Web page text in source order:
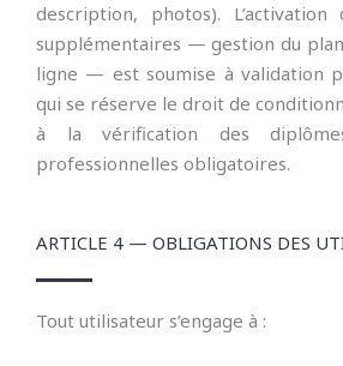
description, photos). L’activation
supplémentaires — gestion du
ligne — est soumise à validation
qui se réserve le droit de
à la vérification des
professionnelles obligatoires.
ARTICLE 4 — OBLIGATIONS DES
Tout utilisateur s’engage à :